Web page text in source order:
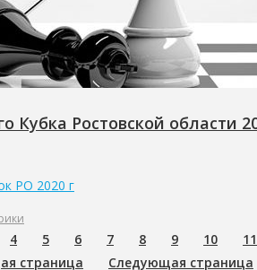
Кубка Ростовской области
РО 2020 г
4 5 6 7 8 9 10
11
страница
Следующая страница